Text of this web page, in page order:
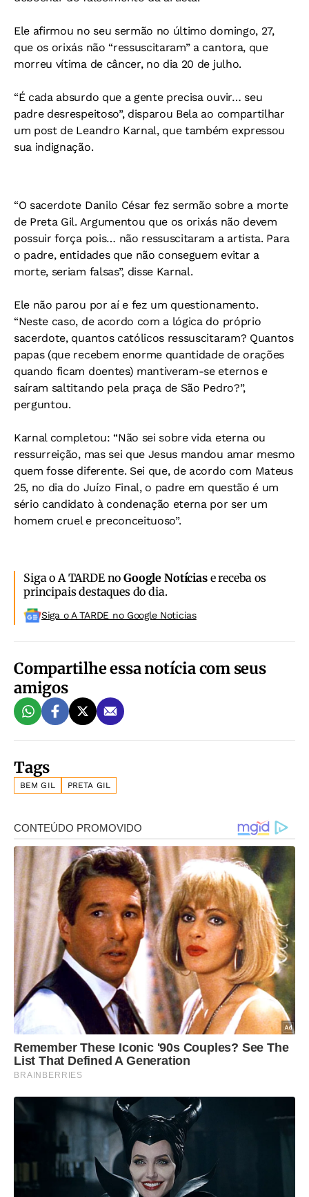
Ele afirmou no seu sermão no último domingo, 27,
que os orixás não “ressuscitaram” a cantora, que
morreu vítima de câncer, no dia 20 de julho.
“É cada absurdo que a gente precisa ouvir… seu
padre desrespeitoso”, disparou Bela ao compartilhar
um post de Leandro Karnal, que também expressou
sua indignação.
“O sacerdote Danilo César fez sermão sobre a morte
de Preta Gil. Argumentou que os orixás não devem
possuir força pois… não ressuscitaram a artista. Para
o padre, entidades que não conseguem evitar a
morte, seriam falsas”, disse Karnal.
Ele não parou por aí e fez um questionamento.
“Neste caso, de acordo com a lógica do próprio
sacerdote, quantos católicos ressuscitaram? Quantos
papas (que recebem enorme quantidade de orações
quando ficam doentes) mantiveram-se eternos e
saíram saltitando pela praça de São Pedro?”,
perguntou.
Karnal completou: “Não sei sobre vida eterna ou
ressurreição, mas sei que Jesus mandou amar mesmo
quem fosse diferente. Sei que, de acordo com Mateus
25, no dia do Juízo Final, o padre em questão é um
sério candidato à condenação eterna por ser um
homem cruel e preconceituoso”.
Siga o A TARDE noGoogle Notíciase receba os
principais destaques do dia.
Siga o A TARDE no Google Noticias
Compartilhe essa notícia com seus
amigos
Tags
BEM GIL PRETA GIL